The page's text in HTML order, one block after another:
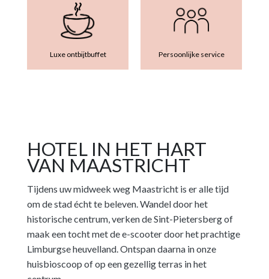
Luxe ontbijtbuffet Persoonlijke service
HOTEL IN HET HART
VAN MAASTRICHT
Tijdens uw midweek weg Maastricht is er alle tijd
om de stad écht te beleven. Wandel door het
historische centrum, verken de Sint-Pietersberg of
maak een tocht met de e-scooter door het prachtige
Limburgse heuvelland. Ontspan daarna in onze
huisbioscoop of op een gezellig terras in het